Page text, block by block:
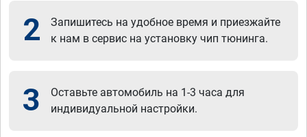
2
Запишитесь на удобное время и приезжайте
к нам в сервис на установку чип тюнинга.
3
Оставьте автомобиль на 1-3 часа для
индивидуальной настройки.